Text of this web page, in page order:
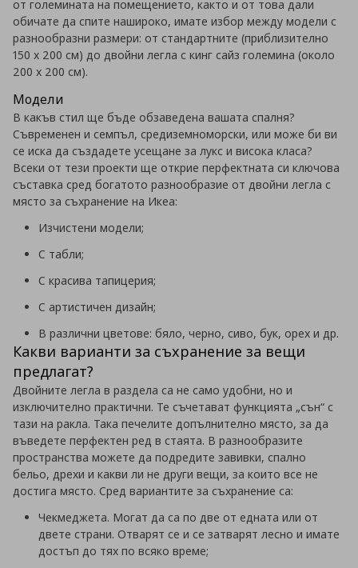
от големината на помещението, както и от това дали
обичате да спите нашироко, имате избор между модели с
разнообразни размери: от стандартните (приблизително
150 х 200 см) до двойни легла с кинг сайз големина (около
200 х 200 см).
Модели
В какъв стил ще бъде обзаведена вашата спалня?
Съвременен и семпъл, средиземноморски, или може би ви
се иска да създадете усещане за лукс и висока класа?
Всеки от тези проекти ще открие перфектната си ключова
съставка сред богатото разнообразие от двойни легла с
място за съхранение на Икеа:
Изчистени модели;
С табли;
С красива тапицерия;
С артистичен дизайн;
В различни цветове: бяло, черно, сиво, бук, орех и др.
Какви варианти за съхранение за вещи
предлагат?
Двойните легла в раздела са не само удобни, но и
изключително практични. Те съчетават функцията „сън“ с
тази на ракла. Така печелите допълнително място, за да
въведете перфектен ред в стаята. В разнообразите
пространства можете да подредите завивки, спално
бельо, дрехи и какви ли не други вещи, за които все не
достига място. Сред вариантите за съхранение са:
Чекмеджета. Могат да са по две от едната или от
двете страни. Отварят се и се затварят лесно и имате
достъп до тях по всяко време;